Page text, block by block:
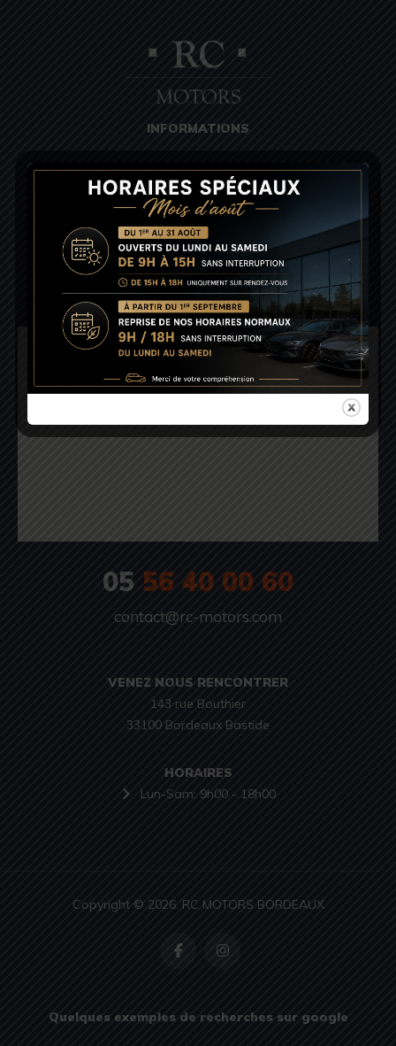
INFORMATIONS
Mentions légales
Contact
Nos garanties
PLAN D'ACCÈS
05 56 40 00 60
contact@rc-motors.com
VENEZ NOUS RENCONTRER
143 rue Bouthier
33100 Bordeaux Bastide
HORAIRES
Lun-Sam: 9h00 - 18h00
Copyright © 2026. RC MOTORS BORDEAUX
Quelques exemples de recherches sur google